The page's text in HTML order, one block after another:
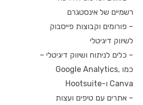
רשמיים של אינסטגרם
– פורומים וקבוצות פייסבוק
לשיווק דיגיטלי
– כלים לניתוח ושיווק דיגיטלי –
כמו Google Analytics,
Canva ו-Hootsuite
– אתרים עם טיפים ועצות